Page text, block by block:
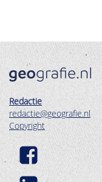
Redactie
redactie@geografie.nl
Copyright